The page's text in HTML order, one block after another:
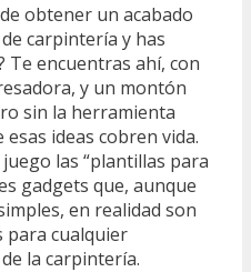
obtener un acabado
carpintería y has
Te encuentras ahí, con
y un montón
sin la herramienta
ideas cobren vida.
las “plantillas para
gadgets que, aunque
en realidad son
para cualquier
la carpintería.